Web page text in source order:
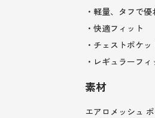
・軽量、タフで
・快適フィット
・チェストポケッ
・レギュラーフィ
素材
エアロメッシュ